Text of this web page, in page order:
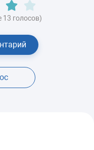
13 голосов)